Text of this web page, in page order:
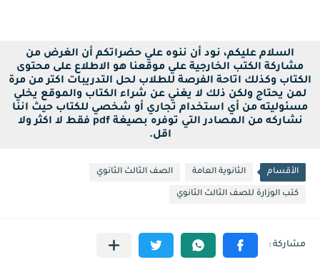
السلام عليكم، نود أن ننوه علي حضراتكم أن الغرض من
مشاركة الكتب الخارجية علي موقعنا هو الاطلاع على محتوى
الكتاب وكذلك اتاحة الفرصة للطلاب لحل التدريبات اكتر من مرة
لمن يحتاج ولكن ذلك لا يغني عن شراء الكتاب والموقع يخلي
مسئوليته من أي استخدام تجاري أو شخصي للكتاب حيث اننا
نشاركه من المصادر التي توفره بصيغة pdf فقط لا اكثر ولا
اقل.
الأقسام الثانوية العامة الصف الثالث الثانوي
كتب الوزارة للصف الثالث الثانوي